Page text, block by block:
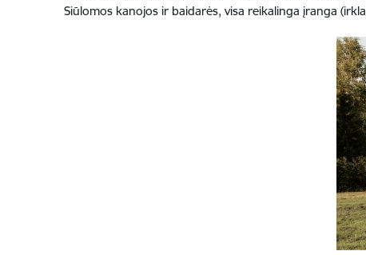
Siūlomos kanojos ir baidarės, visa reikalinga įranga